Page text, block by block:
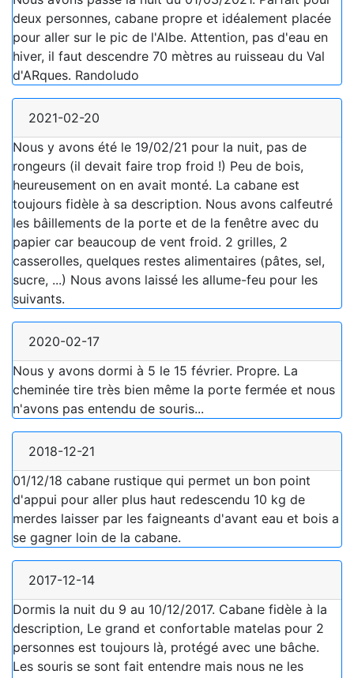
deux personnes, cabane propre et idéalement placée
pour aller sur le pic de l'Albe. Attention, pas d'eau en
hiver, il faut descendre 70 mètres au ruisseau du Val
d'ARques. Randoludo
2021-02-20
Nous y avons été le 19/02/21 pour la nuit, pas de
rongeurs (il devait faire trop froid !) Peu de bois,
heureusement on en avait monté. La cabane est
toujours fidèle à sa description. Nous avons calfeutré
les bâillements de la porte et de la fenêtre avec du
papier car beaucoup de vent froid. 2 grilles, 2
casserolles, quelques restes alimentaires (pâtes, sel,
sucre, ...) Nous avons laissé les allume-feu pour les
suivants.
2020-02-17
Nous y avons dormi à 5 le 15 février. Propre. La
cheminée tire très bien même la porte fermée et nous
n'avons pas entendu de souris...
2018-12-21
01/12/18 cabane rustique qui permet un bon point
d'appui pour aller plus haut redescendu 10 kg de
merdes laisser par les faigneants d'avant eau et bois a
se gagner loin de la cabane.
2017-12-14
Dormis la nuit du 9 au 10/12/2017. Cabane fidèle à la
description, Le grand et confortable matelas pour 2
personnes est toujours là, protégé avec une bâche.
Les souris se sont fait entendre mais nous ne les